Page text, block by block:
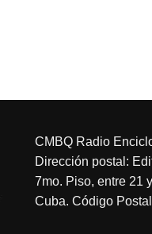
CMBQ Radio
Dirección postal:
7mo. Piso, entre 21
Cuba. Código